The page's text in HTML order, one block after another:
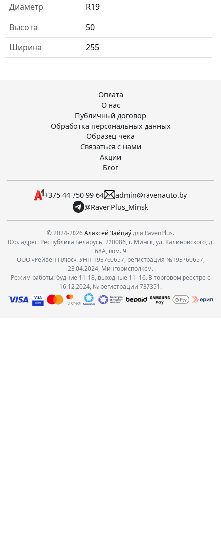
Диаметр
R19
Высота
50
Ширина
255
Оплата
О нас
Публичный договор
Обработка персональных данных
Образец чека
Связаться с нами
Акции
Блог
+375 44 750 99 64
admin@ravenauto.by
@RavenPlus_Minsk
© 2024-2026Аляксей Зайцаўдля RavenPlus.
Юр. адрес: Республика Беларусь, 220086, г. Минск, ул. Калиновского, д.
68А, пом. 9
ООО «Рейвен Плюс». УНП 193760657, регистрация №193760657,
23.04.2024, Мингорисполком.
Режим работы: будние 11-18, выходные 11–16. В торговом реестре с
16.12.2024, № регистрации 737351.